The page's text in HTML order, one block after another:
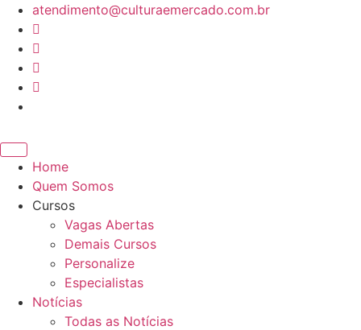
para
conteúdo
atendimento@culturaemercado.com.br
Home
Quem Somos
Cursos
Vagas Abertas
Demais Cursos
Personalize
Especialistas
Notícias
Todas as Notícias